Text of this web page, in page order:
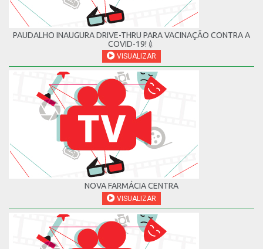
PAUDALHO INAUGURA DRIVE-THRU PARA VACINAÇÃO CONTRA A
COVID-19!💉
VISUALIZAR
NOVA FARMÁCIA CENTRA
VISUALIZAR